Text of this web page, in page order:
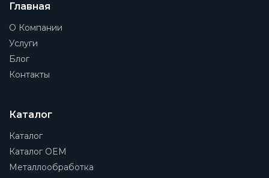
Главная
О Компании
Услуги
Блог
Контакты
Каталог
Каталог
Каталог OEM
Металлообработка